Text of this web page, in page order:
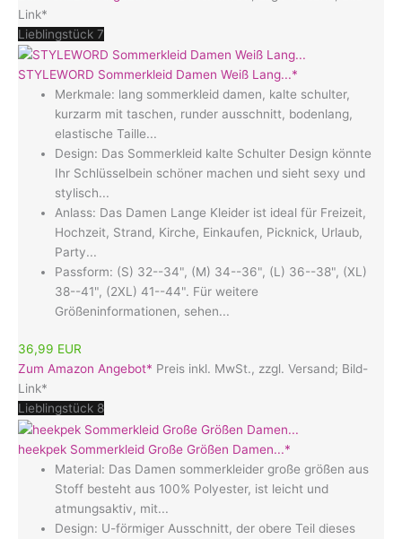
Link*
Lieblingstück 7
STYLEWORD Sommerkleid Damen Weiß Lang...*
Merkmale: lang sommerkleid damen, kalte schulter,
kurzarm mit taschen, runder ausschnitt, bodenlang,
elastische Taille...
Design: Das Sommerkleid kalte Schulter Design könnte
Ihr Schlüsselbein schöner machen und sieht sexy und
stylisch...
Anlass: Das Damen Lange Kleider ist ideal für Freizeit,
Hochzeit, Strand, Kirche, Einkaufen, Picknick, Urlaub,
Party...
Passform: (S) 32--34", (M) 34--36", (L) 36--38", (XL)
38--41", (2XL) 41--44". Für weitere
Größeninformationen, sehen...
36,99 EUR
Zum Amazon Angebot* Preis inkl. MwSt., zzgl. Versand; Bild-
Link*
Lieblingstück 8
heekpek Sommerkleid Große Größen Damen...*
Material: Das Damen sommerkleider große größen aus
Stoff besteht aus 100% Polyester, ist leicht und
atmungsaktiv, mit...
Design: U-förmiger Ausschnitt, der obere Teil dieses